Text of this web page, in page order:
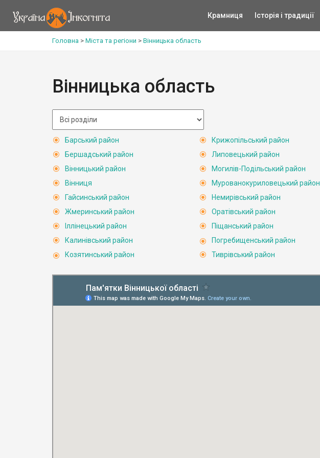
Крамниця Історія і традиції
Головна > Міста та регіони > Вінницька область
Вінницька область
Барський район
Бершадський район
Вінницький район
Вінниця
Гайсинський район
Жмеринський район
Іллінецький район
Калинівський район
Козятинський район
Крижопільський район
Липовецький район
Могилів-Подільський район
Мурованокуриловецький район
Немирівський район
Оратівський район
Піщанський район
Погребищенський район
Тиврівський район